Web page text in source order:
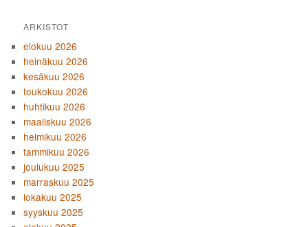
ARKISTOT
elokuu 2026
heinäkuu 2026
kesäkuu 2026
toukokuu 2026
huhtikuu 2026
maaliskuu 2026
helmikuu 2026
tammikuu 2026
joulukuu 2025
marraskuu 2025
lokakuu 2025
syyskuu 2025